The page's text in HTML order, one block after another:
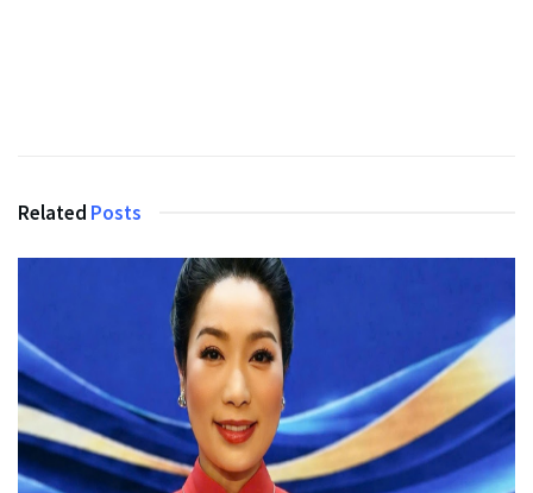
Related Posts